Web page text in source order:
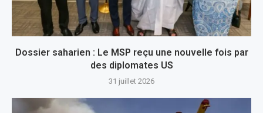
Dossier saharien : Le MSP reçu une nouvelle fois par
des diplomates US
31 juillet 2026